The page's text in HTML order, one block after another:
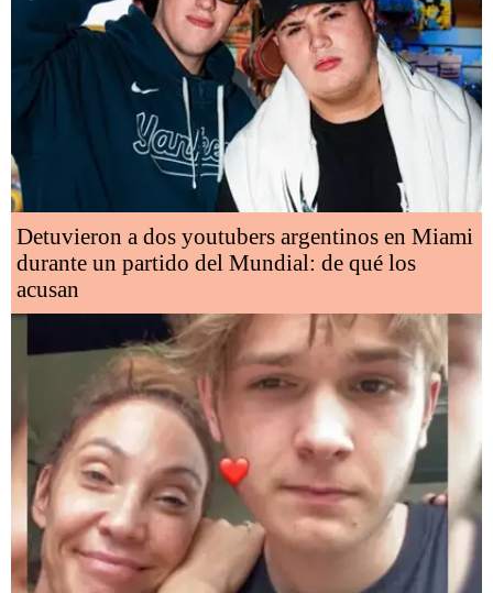
Detuvieron a dos youtubers argentinos en Miami
durante un partido del Mundial: de qué los
acusan